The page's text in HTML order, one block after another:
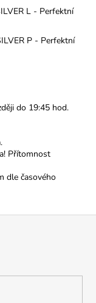
L - Perfektní
P - Perfektní
do 19:45 hod.
Přítomnost
dle časového